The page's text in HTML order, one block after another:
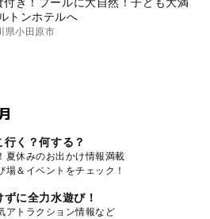
付き！プールに大自然！子ども大満
トンホテルへ
県小田原市
行く？何する？
夏休みのお出かけ情報満載
場＆イベントをチェック！
に全力水遊び！
アトラクション情報など